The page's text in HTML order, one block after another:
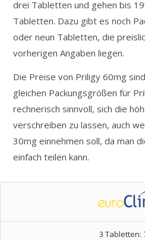
drei Tabletten und gehen bis
Tabletten. Dazu gibt es noch
oder neun Tabletten, die
vorherigen Angaben liegen.
Die Preise von Priligy 60mg
gleichen Packungsgrößen für
rechnerisch sinnvoll, sich die
verschreiben zu lassen, auch
30mg einnehmen soll, da man
einfach teilen kann.
3 Tabletten: